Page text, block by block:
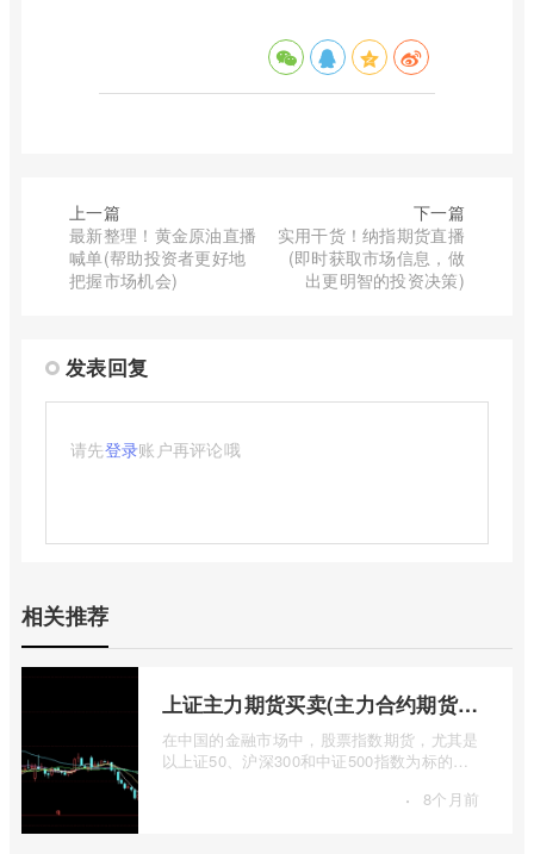
上一篇
最新整理！黄金原油直播
喊单(帮助投资者更好地
把握市场机会)
下一篇
实用干货！纳指期货直播
(即时获取市场信息，做
出更明智的投资决策)
发表回复
请先登录账户再评论哦
相关推荐
上证主力期货买卖(主力合约期货市场大盘)
在中国的金融市场中，股票指数期货，尤其是
以上证50、沪深300和中证500指数为标的的
· 8个月前